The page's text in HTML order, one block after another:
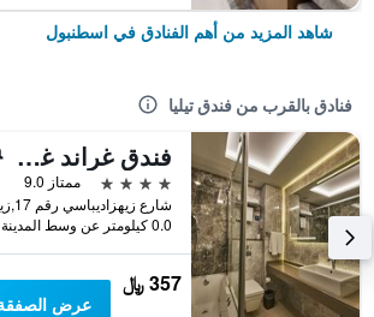
شاهد المزيد من أهم الفنادق في اسطنبول
فنادق بالقرب من فندق تيليا
فندق غراند غيلسوي أولد سيتي
4 نجوم
ممتاز 9.0
0.0 كيلومتر عن وسط المدينة
357 ﷼
عرض